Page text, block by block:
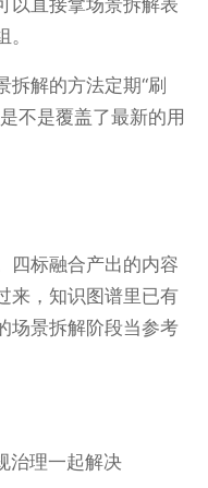
以直接拿场景拆解表
解的方法定期“刷
不是覆盖了最新的用
四标融合产出的内容
来，知识图谱里已有
场景拆解阶段当参考
治理一起解决